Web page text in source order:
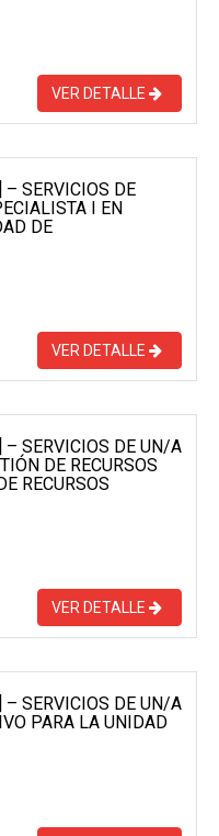
VER DETALLE
SERVICIOS DE
I EN
DE
VER DETALLE
SERVICIOS DE UN/A
DE RECURSOS
RECURSOS
VER DETALLE
SERVICIOS DE UN/A
PARA LA UNIDAD